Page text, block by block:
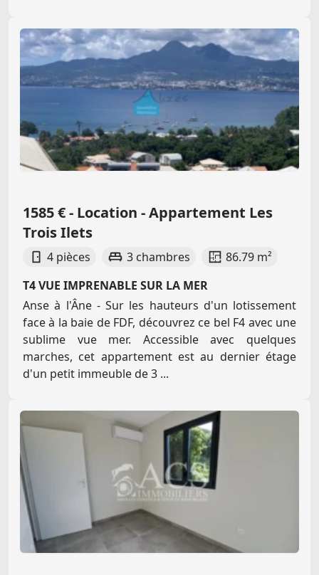
1585 € - Location - Appartement Les
Trois Ilets
4 pièces 3 chambres
86.79 m²
T4 VUE IMPRENABLE SUR LA MER
Anse à l'Âne - Sur les hauteurs d'un lotissement
face à la baie de FDF, découvrez ce bel F4 avec une
sublime vue mer. Accessible avec quelques
marches, cet appartement est au dernier étage
d'un petit immeuble de 3 ...